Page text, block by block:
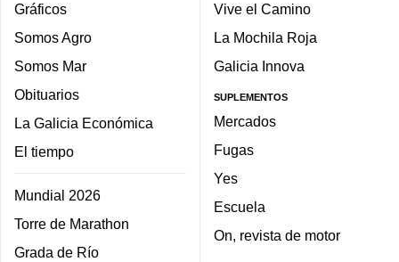
Gráficos
Somos Agro
Somos Mar
Obituarios
La Galicia Económica
El tiempo
Mundial 2026
Torre de Marathon
Grada de Río
Vive el Camino
La Mochila Roja
Galicia Innova
SUPLEMENTOS
Mercados
Fugas
Yes
Escuela
On, revista de motor